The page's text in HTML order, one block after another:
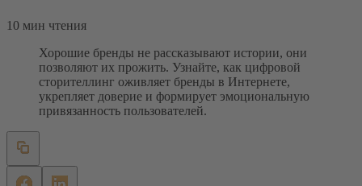
10 мин чтения
Хорошие бренды не рассказывают истории, они
позволяют их прожить. Узнайте, как цифровой
сторителлинг оживляет бренды в Интернете,
укрепляет доверие и формирует эмоциональную
привязанность пользователей.